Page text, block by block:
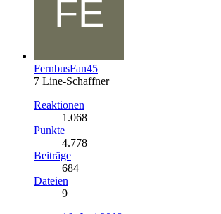
FernbusFan45
7 Line-Schaffner
Reaktionen
1.068
Punkte
4.778
Beiträge
684
Dateien
9